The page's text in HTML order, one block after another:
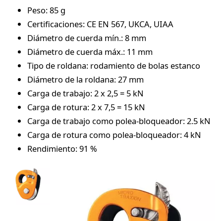
Peso: 85 g
Certificaciones: CE EN 567, UKCA, UIAA
Diámetro de cuerda mín.: 8 mm
Diámetro de cuerda máx.: 11 mm
Tipo de roldana: rodamiento de bolas estanco
Diámetro de la roldana: 27 mm
Carga de trabajo: 2 x 2,5 = 5 kN
Carga de rotura: 2 x 7,5 = 15 kN
Carga de trabajo como polea-bloqueador: 2.5 kN
Carga de rotura como polea-bloqueador: 4 kN
Rendimiento: 91 %